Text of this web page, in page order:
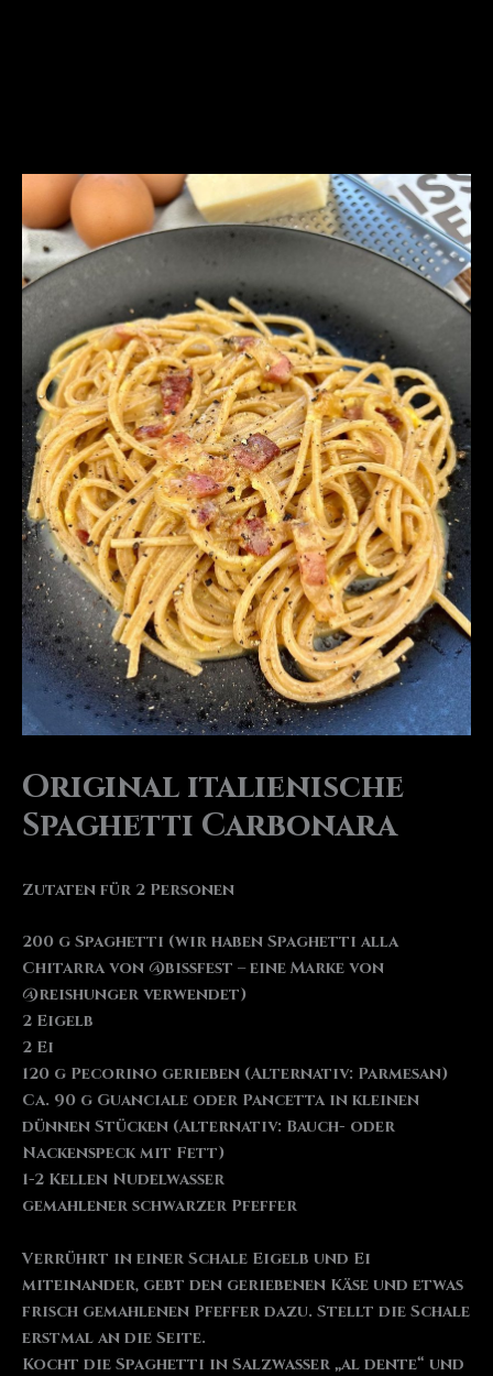
Original italienische
Spaghetti Carbonara
Zutaten für 2 Personen
200 g Spaghetti (wir haben Spaghetti alla
Chitarra von @bissfest – eine Marke von
@reishunger verwendet)
2 Eigelb
2 Ei
120 g Pecorino gerieben (Alternativ: Parmesan)
Ca. 90 g Guanciale oder Pancetta in kleinen
dünnen Stücken (Alternativ: Bauch- oder
Nackenspeck mit Fett)
1-2 Kellen Nudelwasser
gemahlener schwarzer Pfeffer
Verrührt in einer Schale Eigelb und Ei
miteinander, gebt den geriebenen Käse und etwas
frisch gemahlenen Pfeffer dazu. Stellt die Schale
erstmal an die Seite.
Kocht die Spaghetti in Salzwasser „al dente“ und